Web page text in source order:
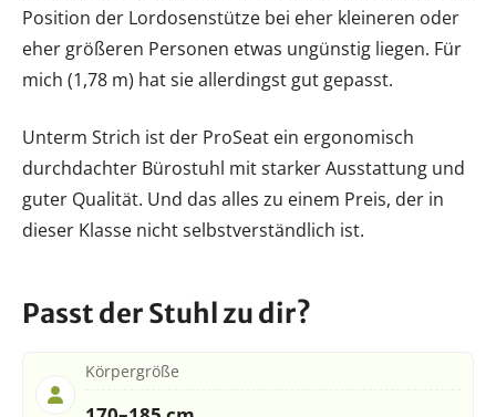
Position der Lordosenstütze bei eher kleineren oder
eher größeren Personen etwas ungünstig liegen. Für
mich (1,78 m) hat sie allerdingst gut gepasst.
Unterm Strich ist der ProSeat ein ergonomisch
durchdachter Bürostuhl mit starker Ausstattung und
guter Qualität. Und das alles zu einem Preis, der in
dieser Klasse nicht selbstverständlich ist.
Passt der Stuhl zu dir?
Körpergröße